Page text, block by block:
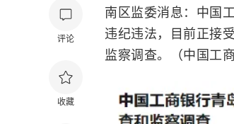
评论
收藏
南区监委消息：中国
违纪违法，目前正接
监察调查。（中国工